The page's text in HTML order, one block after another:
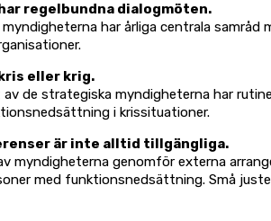
regelbundna dialogmöten.
har årliga centrala samråd
eller krig.
de strategiska myndigheterna har
i krissituationer.
är inte alltid tillgängliga.
myndigheterna genomför externa
med funktionsnedsättning. Små